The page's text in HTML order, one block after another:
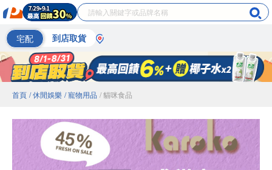
宅配 到店取貨
首頁 / 休閒娛樂 / 寵物用品 / 貓咪食品